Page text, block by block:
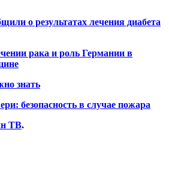
о результатах лечения диабета
рака и роль Германии в
знать
безопасность в случае пожара
ТВ.